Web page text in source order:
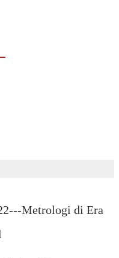
Metrologi di Era